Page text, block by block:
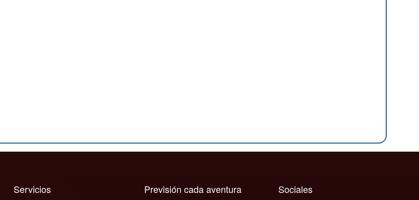
Servicios Sociales
Previsión cada aventura